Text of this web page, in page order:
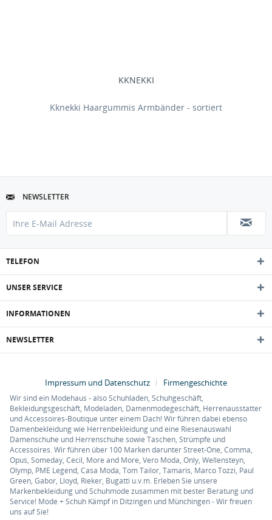
KKNEKKI
Kknekki Haargummis Armbänder - sortiert
NEWSLETTER
TELEFON
UNSER SERVICE
INFORMATIONEN
NEWSLETTER
Impressum und Datenschutz Firmengeschichte
Wir sind ein Modehaus - also Schuhladen, Schuhgeschäft,
Bekleidungsgeschäft, Modeladen, Damenmodegeschäft, Herrenausstatter
und Accessoires-Boutique unter einem Dach! Wir führen dabei ebenso
Damenbekleidung wie Herrenbekleidung und eine Riesenauswahl
Damenschuhe und Herrenschuhe sowie Taschen, Strümpfe und
Accessoires. Wir führen über 100 Marken darunter Street-One, Comma,
Opus, Someday, Cecil, More and More, Vero Moda, Only, Wellensteyn,
Olymp, PME Legend, Casa Moda, Tom Tailor, Tamaris, Marco Tozzi, Paul
Green, Gabor, Lloyd, Rieker, Bugatti u.v.m. Erleben Sie unsere
Markenbekleidung und Schuhmode zusammen mit bester Beratung und
Service! Mode + Schuh Kämpf in Ditzingen und Münchingen - Wir freuen
uns auf Sie!